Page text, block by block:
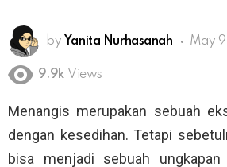
by Yanita Nurhasanah May
9.9k Views
Menangis merupakan sebuah
dengan kesedihan. Tetapi
bisa menjadi sebuah ungkapan